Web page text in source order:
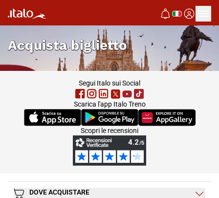
Acquista biglietto
Segui Italo sui Social
Scarica l'app Italo Treno
(Si apre in una nuova scheda)(Si apre in una nuova scheda)
(Si apre in una nuova
Scopri le recensioni
DOVE ACQUISTARE